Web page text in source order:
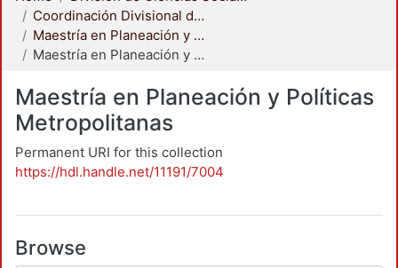
Coordinación Divisional de Posgrado
Maestría en Planeación y Políticas Metropolitanas
Maestría en Planeación y Políticas Metropolitanas
Maestría en Planeación y Políticas
Metropolitanas
Permanent URI for this collection
https://hdl.handle.net/11191/7004
Browse